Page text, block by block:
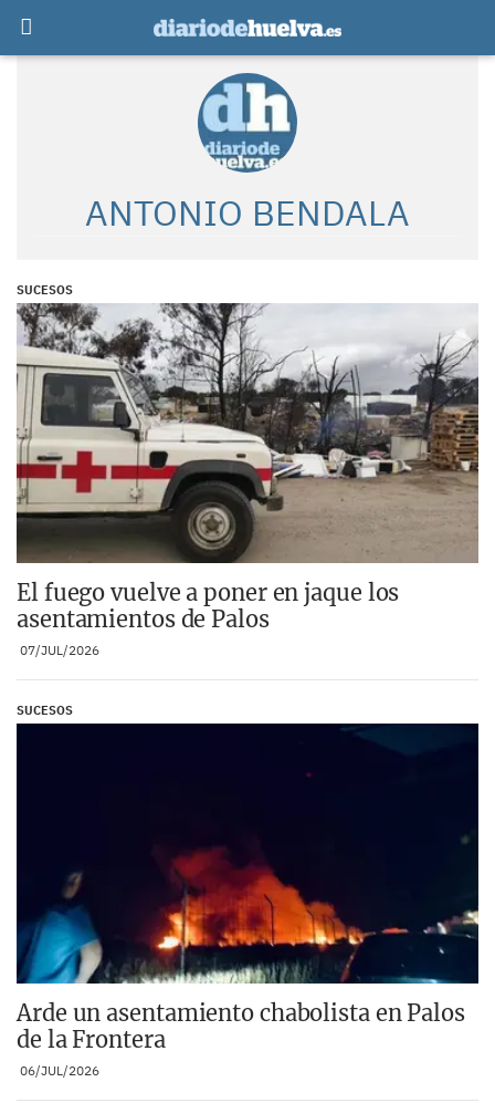
ANTONIO BENDALA
SUCESOS
El fuego vuelve a poner en jaque los
asentamientos de Palos
07/JUL/2026
SUCESOS
Arde un asentamiento chabolista en Palos
de la Frontera
06/JUL/2026